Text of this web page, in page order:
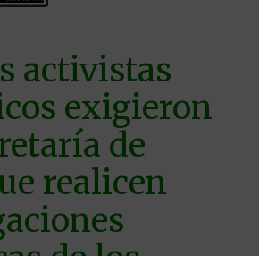
activistas
exigieron
de
realicen